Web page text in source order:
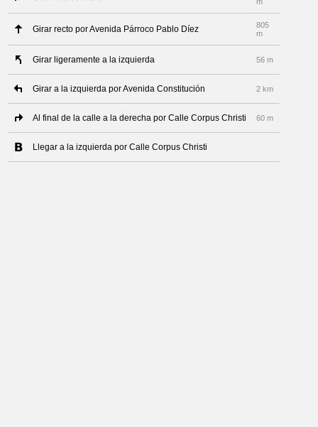
Girar recto por Avenida Párroco Pablo Díez
805
m
Girar ligeramente a la izquierda 56 m
Girar a la izquierda por Avenida Constitución 2 km
Al final de la calle a la derecha por Calle Corpus Christi 60 m
Llegar a la izquierda por Calle Corpus Christi